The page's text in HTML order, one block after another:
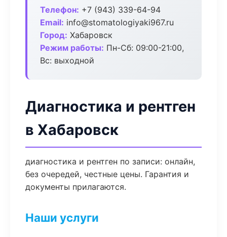
Телефон: +7 (943) 339-64-94
Email: info@stomatologiyaki967.ru
Город: Хабаровск
Режим работы: Пн-Сб: 09:00-21:00,
Вс: выходной
Диагностика и рентген
в Хабаровск
диагностика и рентген по записи: онлайн,
без очередей, честные цены. Гарантия и
документы прилагаются.
Наши услуги